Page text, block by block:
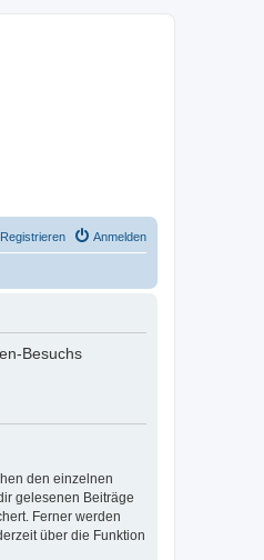
Anmelden
Registrieren
Besuchs
den einzelnen
gelesenen Beiträge
Ferner werden
über die Funktion